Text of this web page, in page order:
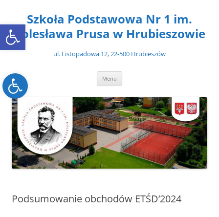
Open toolbar
Open toolbar
treściSzkoła Podstawowa Nr 1 im.
Bolesława Prusa w Hrubieszowie
ul. Listopadowa 12, 22-500 Hrubieszów
Menu
Podsumowanie obchodów ETŚD’2024